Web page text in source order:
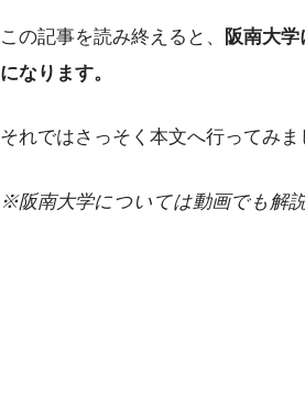
この記事を読み終えると、
阪南大
になります。
それではさっそく本文へ行ってみま
※阪南大学については動画でも解